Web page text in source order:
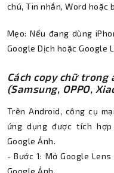
chú, Tin nhắn, Word hoặc
Mẹo: Nếu đang dùng
Google Dịch hoặc
Cách copy chữ
(Samsung, OPPO,
Trên Android, công cụ
ứng dụng được tích
Google Ảnh.
- Bước 1: Mở Google
Google Ảnh.